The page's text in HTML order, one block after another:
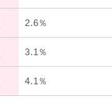
2.6％
3.1％
4.1％